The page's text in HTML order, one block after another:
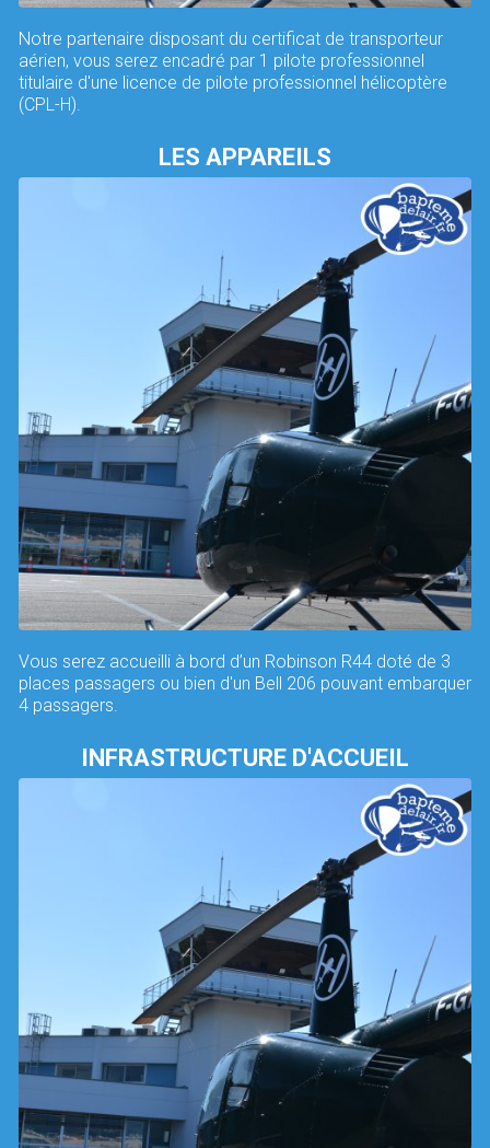
Notre partenaire disposant du certificat de transporteur
aérien, vous serez encadré par 1 pilote professionnel
titulaire d'une licence de pilote professionnel hélicoptère
(CPL-H).
LES APPAREILS
Vous serez accueilli à bord d’un Robinson R44 doté de 3
places passagers ou bien d'un Bell 206 pouvant embarquer
4 passagers.
INFRASTRUCTURE D'ACCUEIL